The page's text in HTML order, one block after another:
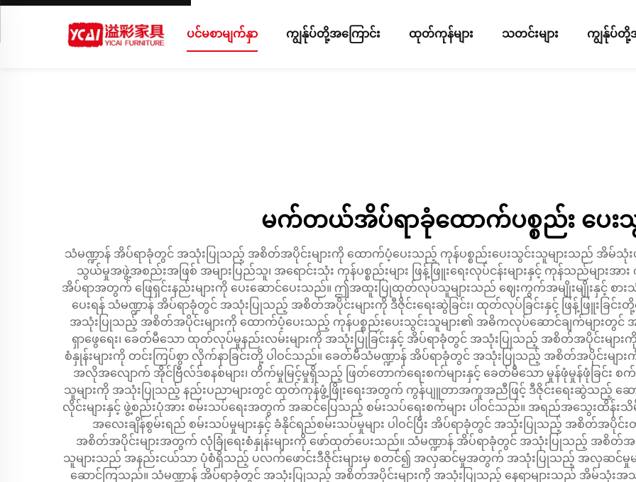
ပင်မစာမျက်နှာ ကျွန်ုပ်တို့အကြောင်း ထုတ်ကုန်များ သတင်းများ ကျွန်ုပ်တို့
မက်တယ်အိပ်ရာခုံထောက်ပစ္စည်း ပေး
သံမဏ္ဍာန် အိပ်ရာခုံတွင် အသုံးပြုသည့် အစိတ်အပိုင်းများကို ထောက်ပံ့ပေးသည့် ကုန်ပစ္စည်းပေးသွင်းသူများသည် အိမ်
သွယ်မှုအဖွဲ့အစည်းအဖြစ် အများပြည်သူ၊ အရောင်းသုံး ကုန်ပစ္စည်းများ ဖြန့်ဖြူးရေးလုပ်ငန်းများနှင့် ကုန်သည်များအ
အိပ်ရာအတွက် ဖြေရှင်းနည်းများကို ပေးဆောင်ပေးသည်။ ဤအထူးပြုထုတ်လုပ်သူများသည် ဈေးကွက်အမျိုးမျိုးနှင့် စား
ပေးရန် သံမဏ္ဍာန် အိပ်ရာခုံတွင် အသုံးပြုသည့် အစိတ်အပိုင်းများကို ဒီဇိုင်းရေးဆွဲခြင်း၊ ထုတ်လုပ်ခြင်းနှင့် ဖြန့်ဖြူးခ
အသုံးပြုသည့် အစိတ်အပိုင်းများကို ထောက်ပံ့ပေးသည့် ကုန်ပစ္စည်းပေးသွင်းသူများ၏ အဓိကလုပ်ဆောင်ချက်များတွင်
ရှာဖွေရေး၊ ခေတ်မီသော ထုတ်လုပ်မှုနည်းလမ်းများကို အသုံးပြုခြင်းနှင့် အိပ်ရာခုံတွင် အသုံးပြုသည့် အစိတ်အပိုင်းမ
စံနှုန်းများကို တင်းကြပ်စွာ လိုက်နာခြင်းတို့ ပါဝင်သည်။ ခေတ်မီသံမဏ္ဍာန် အိပ်ရာခုံတွင် အသုံးပြုသည့် အစိတ်အပိုင်းမျာ
အလိုအလျောက် အိုင်ဗြီလ်ဒ်စနစ်များ၊ တိက်မှုမြင့်မှုရှိသည့် ဖြတ်တောက်ရေးစက်များနှင့် ခေတ်မီသော မှုန်ဖုံမှုန်ဖုံခြင်း
သူများကို အသုံးပြုသည့် နည်းပညာများတွင် ထုတ်ကုန်ဖွံ့ဖြိုးရေးအတွက် ကွန်ပျူတာအကူအညီဖြင့် ဒီဇိုင်းရေးဆွဲသည့် ဆော့ဖ်
လိုင်းများနှင့် ဖွဲ့စည်းပုံအား စမ်းသပ်ရေးအတွက် အဆင်ပြေသည့် စမ်းသပ်ရေးစက်များ ပါဝင်သည်။ အရည်အသွေးထိန်းသိမ်
အလေးချိန်စွမ်းရည် စမ်းသပ်မှုများနှင့် ခံနိုင်ရည်စမ်းသပ်မှုများ ပါဝင်ပြီး အိပ်ရာခုံတွင် အသုံးပြုသည့် အစိတ်
အစိတ်အပိုင်းများအတွက် လုံခြုံရေးစံနှုန်းများကို ဖော်ထုတ်ပေးသည်။ သံမဏ္ဍာန် အိပ်ရာခုံတွင် အသုံးပြုသည့် အစိတ်အပို
သူများသည် အနည်းငယ်သာ ပုံစံရှိသည့် ပလက်ဖောင်းဒီဇိုင်းများမှ စတင်၍ အလှဆင်မှုအတွက် အသုံးပြုသည့် အလှဆင်မှုမျာ
ဆောင်ကြသည်။ သံမဏ္ဍာန် အိပ်ရာခုံတွင် အသုံးပြုသည့် အစိတ်အပိုင်းများကို အသုံးပြုသည့် နေရာများသည် အိမ်သုံးအသုံးပြု